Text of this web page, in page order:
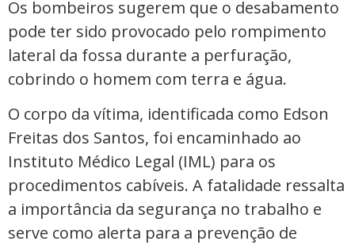
Os bombeiros sugerem que o desabamento
pode ter sido provocado pelo rompimento
lateral da fossa durante a perfuração,
cobrindo o homem com terra e água.
O corpo da vítima, identificada como Edson
Freitas dos Santos, foi encaminhado ao
Instituto Médico Legal (IML) para os
procedimentos cabíveis. A fatalidade ressalta
a importância da segurança no trabalho e
serve como alerta para a prevenção de